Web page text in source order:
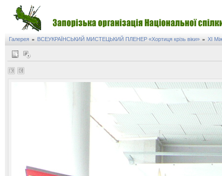
Галерея » ВСЕУКРАЇНСЬКИЙ МИСТЕЦЬКИЙ ПЛЕНЕР «Хортиця крізь віки» » XI